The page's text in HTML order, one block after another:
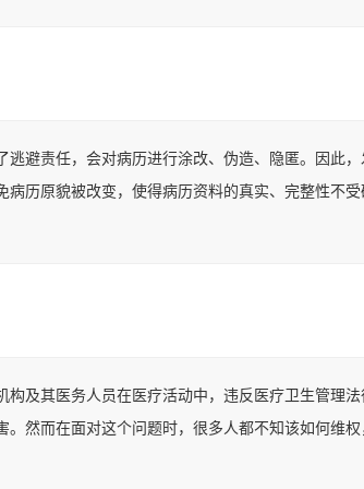
避责任，会对病历进行涂改、伪造、隐匿。因此
历原貌被改变，使得病历资料的真实、完整性不
及其医务人员在医疗活动中，违反医疗卫生管理
然而在面对这个问题时，很多人都不知该如何维